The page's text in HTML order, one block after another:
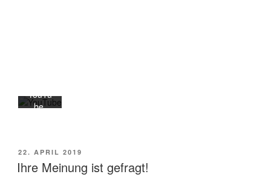
YouTu
be.
Video
VERÖFFENTLICHT
AM
22. APRIL 2019
Ihre Meinung ist gefragt!